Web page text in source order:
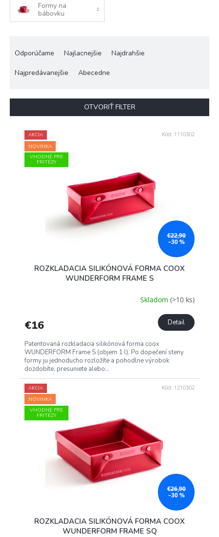
Formy na
bábovku
p
Odporúčame Najlacnejšie Najdrahšie
Najpredávanejšie Abecedne
OTVORIŤ FILTER
AKCIA
NOVINKA
VHODNÉ PRE
FRITÉZY
€22,90
–30 %
ROZKLADACIA SILIKÓNOVÁ FORMA COOX
WUNDERFORM FRAME S
Skladom (>10 ks)
€16 Detail
Patentovaná rozkladacia silikónová forma coox
WUNDERFORM Frame S (objem 1 l). Po dopečení steny
formy ju jednoducho rozložíte a pohodlne výrobok
dozdobíte, presuniete alebo...
Kód: 1110302
AKCIA
NOVINKA
VHODNÉ PRE
FRITÉZY
€26,90
–30 %
ROZKLADACIA SILIKÓNOVÁ FORMA COOX
WUNDERFORM FRAME SQ
Kód: 1210302